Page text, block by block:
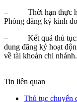
– Thời hạn thực
Phòng đăng ký kinh
– Kết quả thủ tục:
dung đăng ký hoạt
về tài khoản chi
Tin liên quan
Thủ tục chuyển